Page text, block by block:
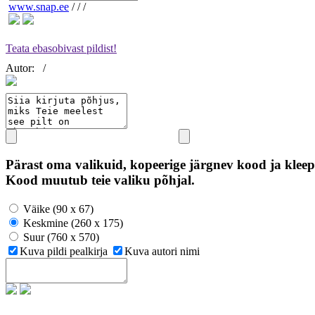
www.snap.ee / / /
Teata ebasobivast pildist!
Autor:
/
Pärast oma valikuid, kopeerige järgnev kood ja
Kood muutub teie valiku põhjal.
Väike (90 x 67)
Keskmine (260 x 175)
Suur (760 x 570)
Kuva pildi pealkirja
Kuva autori nimi